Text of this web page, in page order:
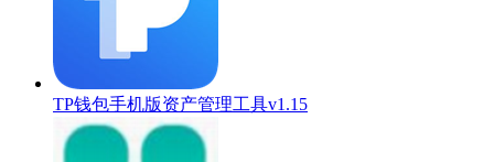
TP钱包手机版资产管理工具v1.15